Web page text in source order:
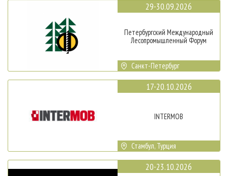
29-30.09.2026
Петербургский Международный
Лесопромышленный Форум
Санкт-Петербург
17-20.10.2026
INTERMOB
Стамбул, Турция
20-23.10.2026